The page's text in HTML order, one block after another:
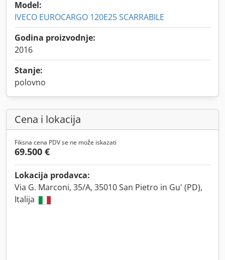
Model:
IVECO EUROCARGO 120E25 SCARRABILE
Godina proizvodnje:
2016
Stanje:
polovno
Cena i lokacija
Fiksna cena PDV se ne može iskazati
69.500 €
Lokacija prodavca:
Via G. Marconi, 35/A, 35010 San Pietro in Gu' (PD),
Italija